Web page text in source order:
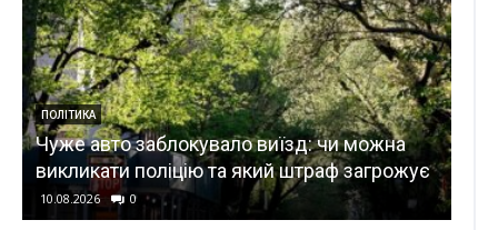
можна
загрожує
ВІЙНА
Окупанти на ТОТ агітують населення
вступати до армії рф через
ЦНС
10.08.2026